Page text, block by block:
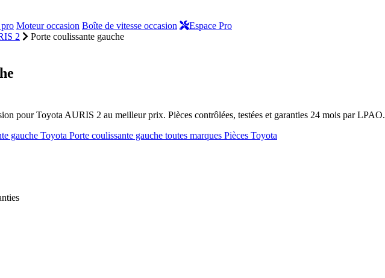
Moteur occasion Boîte de vitesse occasion
Espace Pro
2
Porte coulissante gauche
pour Toyota AURIS 2 au meilleur prix. Pièces contrôlées, testées et garanties 24 mois par LPAO.
gauche Toyota Porte coulissante gauche toutes marques Pièces Toyota